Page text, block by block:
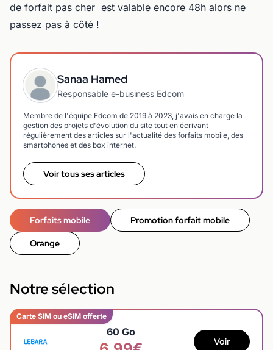
de forfait pas cher est valable encore 48h alors ne
passez pas à côté !
Sanaa Hamed
Responsable e-business Edcom
Membre de l'équipe Edcom de 2019 à 2023, j'avais en charge la
gestion des projets d'évolution du site tout en écrivant
régulièrement des articles sur l'actualité des forfaits mobile, des
smartphones et des box internet.
Voir tous ses articles
Forfaits mobile Promotion forfait mobile
Orange
Notre sélection
Carte SIM ou eSIM offerte
60 Go
Voir